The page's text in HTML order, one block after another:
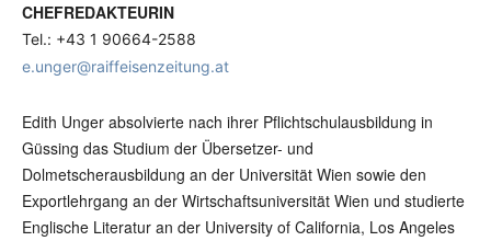
CHEFREDAKTEURIN
Tel.: +43 1 90664-2588
e.unger@raiffeisenzeitung.at
Edith Unger absolvierte nach ihrer Pflichtschulausbildung in
Güssing das Studium der Übersetzer- und
Dolmetscherausbildung an der Universität Wien sowie den
Exportlehrgang an der Wirtschaftsuniversität Wien und studierte
Englische Literatur an der University of California, Los Angeles